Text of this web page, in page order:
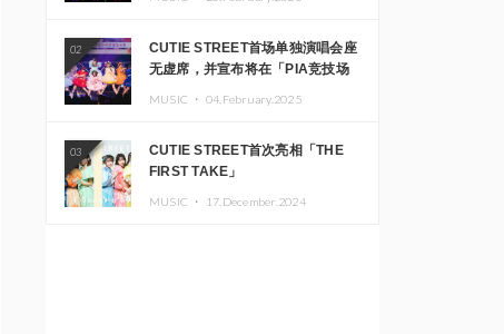
02
CUTIE STREET首场单独演唱会座
无虚席，并宣布将在「PIA竞技场
MUSIC ・ 04.February.2025
03
CUTIE STREET首次亮相「THE
FIRST TAKE」
MUSIC ・ 17.December.2024